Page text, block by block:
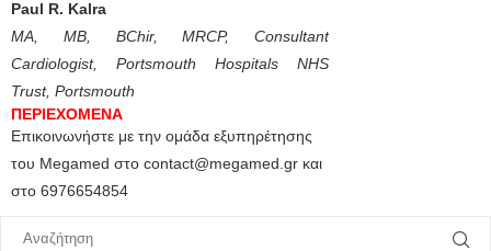
Paul R. Kalra
MA, MB, BChir, MRCP, Consultant
Cardiologist, Portsmouth Hospitals NHS
Trust, Portsmouth
ΠΕΡΙΕΧΟΜΕΝΑ
Επικοινωνήστε με την ομάδα εξυπηρέτησης
του Megamed στο contact@megamed.gr και
στο 6976654854